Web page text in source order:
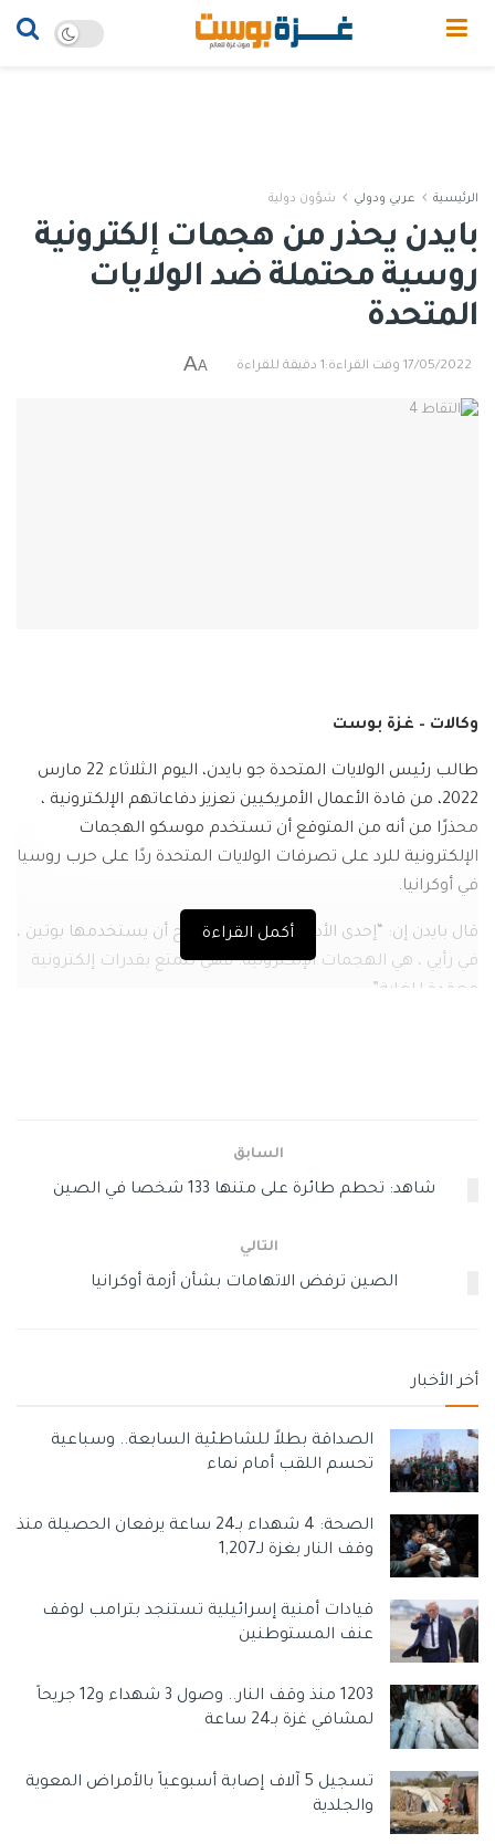
الرئيسية عربي ودولي شؤون دولية
بايدن يحذر من هجمات إلكترونية
روسية محتملة ضد الولايات
المتحدة
17/05/2022 وقت القراءة:1 دقيقة للقراءة A
A
وكالات – غزة بوست
طالب رئيس الولايات المتحدة جو بايدن، اليوم الثلاثاء 22 مارس
2022، من قادة الأعمال الأمريكيين تعزيز دفاعاتهم الإلكترونية ،
محذرًا من أنه من المتوقع أن تستخدم موسكو الهجمات
الإلكترونية للرد على تصرفات الولايات المتحدة ردًا على حرب روسيا
في أوكرانيا.
قال بايدن إن: “إحدى الأدوات التي من المرجح أن يستخدمها بوتين ،
في رأيي ، هي الهجمات الإلكترونية. فهي تتمتع بقدرات إلكترونية
معقدة للغاية”.
قد تشن هجمات إلكترونية ضد الولايات المتحدة ، بما في ذلك ردًا
روسيا جنبًا إلى جنب مع حلفائنا وشركائنا.
فيما وحذر بايدن مرة أخرى من أن سلوك الرئيس الروسي فلاديمير
بوتين يشير إلى أنه يتعلق باستخدام أسلحة بيولوجية وكيميائية.
أكمل القراءة
وسوم: الولايات المتحدة
السابق
شاهد: تحطم طائرة على متنها 133 شخصا في الصين
التالي
الصين ترفض الاتهامات بشأن أزمة أوكرانيا
أخر الأخبار
الصداقة بطلاً للشاطئية السابعة.. وسباعية
تحسم اللقب أمام نماء
الصحة: 4 شهداء بـ24 ساعة يرفعان الحصيلة منذ
وقف النار بغزة لـ1,207
قيادات أمنية إسرائيلية تستنجد بترامب لوقف
عنف المستوطنين
1203 منذ وقف النار.. وصول 3 شهداء و12 جريحاً
لمشافي غزة بـ24 ساعة
تسجيل 5 آلاف إصابة أسبوعياً بالأمراض المعوية
والجلدية